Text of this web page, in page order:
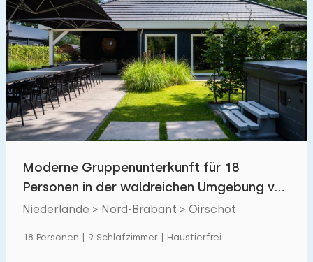
Moderne Gruppenunterkunft für 18
Personen in der waldreichen Umgebung von
Oirschot
Niederlande > Nord-Brabant > Oirschot
18 Personen | 9 Schlafzimmer | Haustierfrei